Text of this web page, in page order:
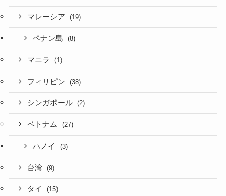
マレーシア (19)
ペナン島 (8)
マニラ (1)
フィリピン (38)
シンガポール (2)
ベトナム (27)
ハノイ (3)
台湾 (9)
タイ (15)